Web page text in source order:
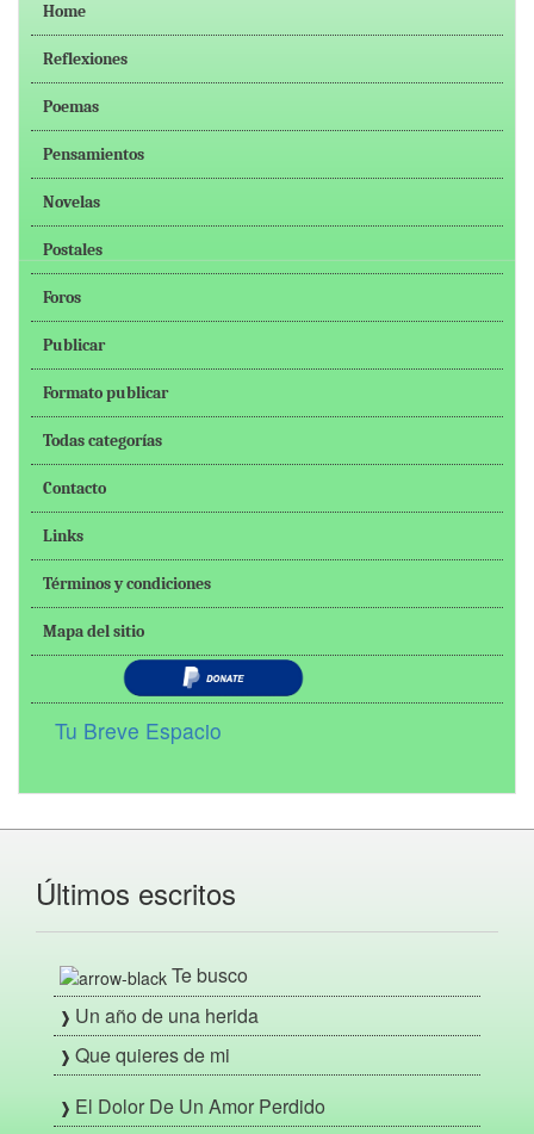
Home
Reflexiones
Poemas
Pensamientos
Novelas
Postales
Foros
Publicar
Formato publicar
Todas categorías
Contacto
Links
Términos y condiciones
Mapa del sitio
Tu Breve Espacio
Últimos escritos
Te busco
Un año de una herida
Que quieres de mi
El Dolor De Un Amor Perdido